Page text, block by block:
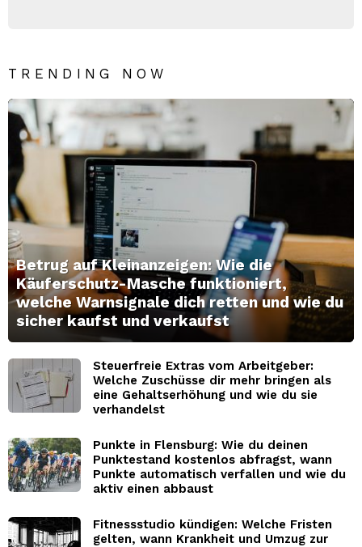
TRENDING NOW
Betrug auf Kleinanzeigen: Wie die
Käuferschutz-Masche funktioniert,
welche Warnsignale dich retten und wie du
sicher kaufst und verkaufst
Steuerfreie Extras vom Arbeitgeber:
Welche Zuschüsse dir mehr bringen als
eine Gehaltserhöhung und wie du sie
verhandelst
Punkte in Flensburg: Wie du deinen
Punktestand kostenlos abfragst, wann
Punkte automatisch verfallen und wie du
aktiv einen abbaust
Fitnessstudio kündigen: Welche Fristen
gelten, wann Krankheit und Umzug zur